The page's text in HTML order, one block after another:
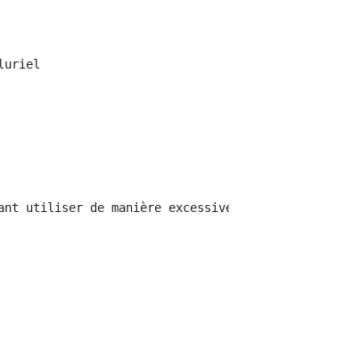
utiliser de manière excessive ou injuste.